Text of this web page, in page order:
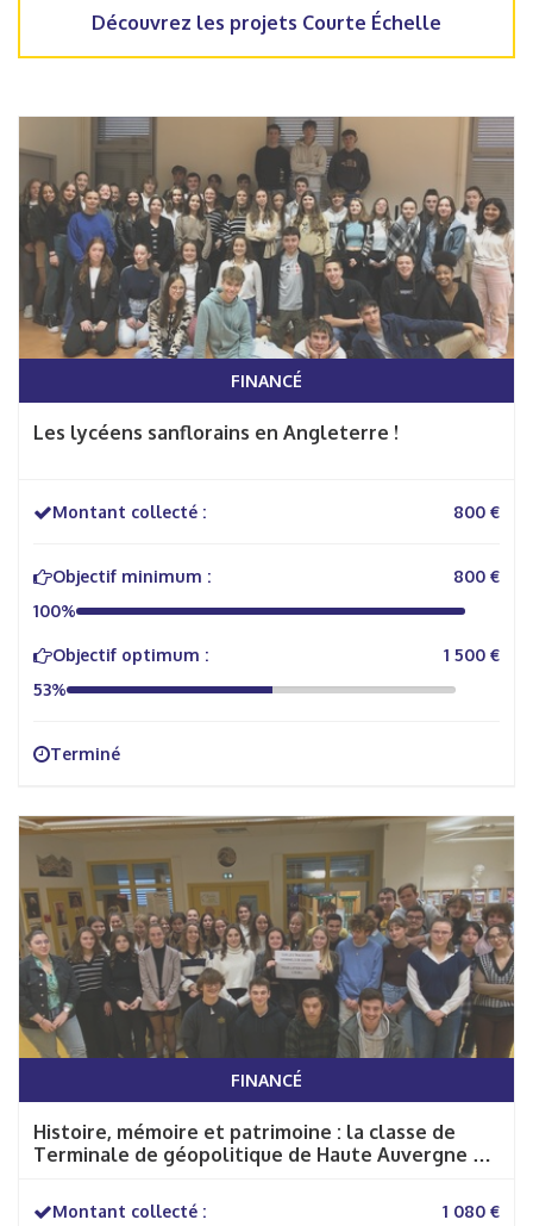
Découvrez les projets Courte Échelle
FINANCÉ
Les lycéens sanflorains en Angleterre !
Montant collecté : 800 €
Objectif minimum :
800 €
100%
Objectif optimum :
1 500 €
53%
Terminé
FINANCÉ
Histoire, mémoire et patrimoine : la classe de
Terminale de géopolitique de Haute Auvergne en
Montant collecté : 1 080 €